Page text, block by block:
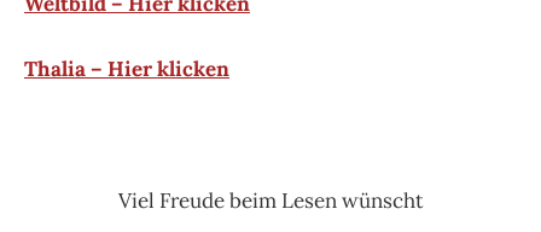
Thalia – Hier klicken
Viel Freude beim Lesen wünscht